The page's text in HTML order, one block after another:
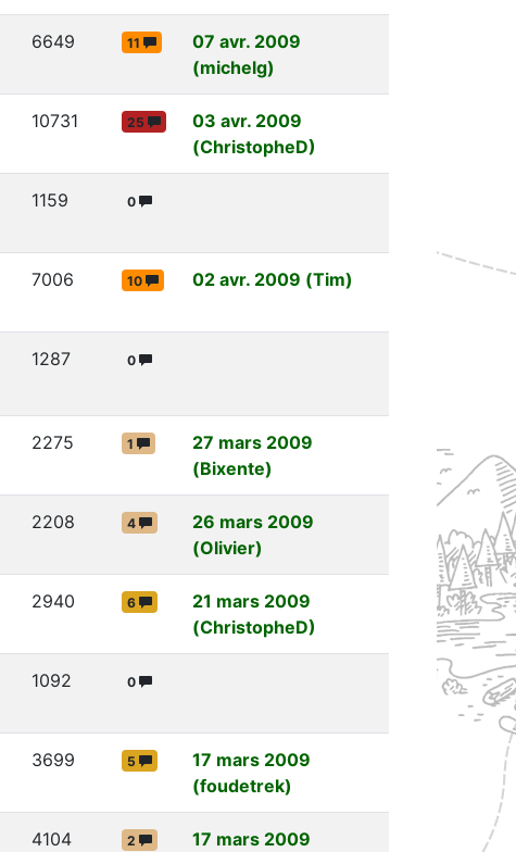
6649 11
07 avr. 2009
(michelg)
10731 25
03 avr. 2009
(ChristopheD)
1159 0
7006 10 02 avr. 2009 (Tim)
1287 0
2275 1
27 mars 2009
(Bixente)
2208 4
26 mars 2009
(Olivier)
2940 6
21 mars 2009
(ChristopheD)
1092 0
3699 5
17 mars 2009
(foudetrek)
4104 2
17 mars 2009